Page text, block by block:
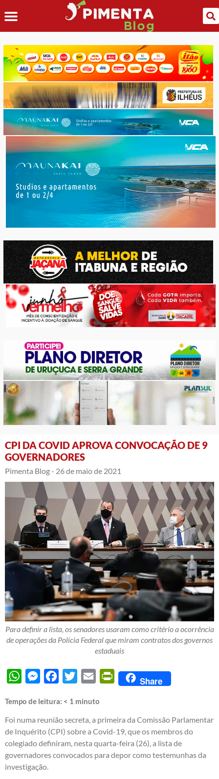
CPI DA COVID APROVA CONVOCAÇÃO DE 9
GOVERNADORES
Pimenta Blog - 26 de maio de 2021
Para definir a lista, os senadores usaram como critério a ocorrência
de operações da Polícia Federal que miram contratos dos governos
estaduais
WhatsAppMessengerFacebook
Twitter Email PrintFriendly
Share
Tempo de leitura: < 1 minuto
Foi numa reunião secreta, a primeira da Comissão Parlamentar
de Inquérito (CPI) sobre a Covid-19, que os membros do
colegiado definiram, nesta quarta-feira (26), a lista de
governadores convocados para depor como testemunhas da
investigação.